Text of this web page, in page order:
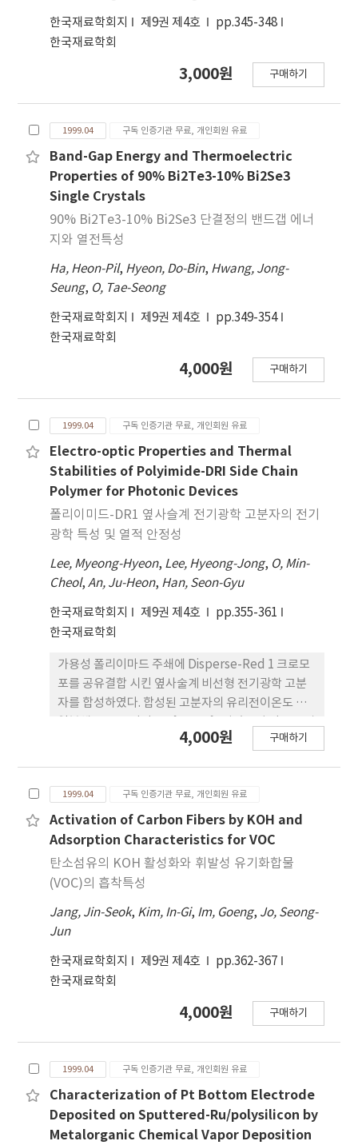
한국재료학회지 제9권 제4호
pp.345-348
한국재료학회
3,000원 구매하기
1999.04 구독 인증기관 무료, 개인회원 유료
Band-Gap Energy and Thermoelectric
Properties of 90% Bi2Te3-10% Bi2Se3
Single Crystals
90% Bi2Te3-10% Bi2Se3 단결정의 밴드갭 에너
지와 열전특성
Ha, Heon-Pil, Hyeon, Do-Bin, Hwang, Jong-
Seung, O, Tae-Seong
한국재료학회지 제9권 제4호
pp.349-354
한국재료학회
4,000원 구매하기
1999.04 구독 인증기관 무료, 개인회원 유료
Electro-optic Properties and Thermal
Stabilities of Polyimide-DRI Side Chain
Polymer for Photonic Devices
폴리이미드-DR1 옆사슬계 전기광학 고분자의 전기
광학 특성 및 열적 안정성
Lee, Myeong-Hyeon, Lee, Hyeong-Jong, O, Min-
Cheol,An, Ju-Heon, Han, Seon-Gyu
한국재료학회지 제9권 제4호
pp.355-361
한국재료학회
가용성 폴리이마드 주쇄에 Disperse-Red 1 크로모
포를 공유결합 시킨 옆사술계 비선형 전기광학 고분
자를 합성하였다. 합성된 고분자의 유리전이온도 빛
장에서 광학적으로 투명하였다. 100 V/μm의 전기장
1.631로같았으며, 전기광학계수는 4.6 ~ 9.2 pm/V이
였다. 폴링한 후 180˚C에서 1시간 동안 유지시킨 시편
의 전기광학계수의 값은 감소되지 않 았으며, 장기적
인 관점에서 90˚C에서 500 시간 동안 유지시킨 시편
의 전기광학계수도 변함이 없었다.
4,000원 구매하기
1999.04 구독 인증기관 무료, 개인회원 유료
Activation of Carbon Fibers by KOH and
Adsorption Characteristics for VOC
탄소섬유의 KOH 활성화와 휘발성 유기화합물
(VOC)의 흡착특성
Jang, Jin-Seok, Kim, In-Gi, Im, Goeng, Jo, Seong-
Jun
한국재료학회지 제9권 제4호
pp.362-367
한국재료학회
4,000원 구매하기
1999.04 구독 인증기관 무료, 개인회원 유료
Characterization of Pt Bottom Electrode
Deposited on Sputtered-Ru/polysilicon by
Metalorganic Chemical Vapor Deposition